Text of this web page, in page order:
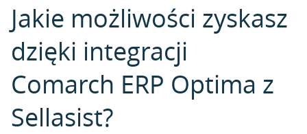
Jakie możliwości zyskasz
dzięki integracji
Comarch ERP Optima z
Sellasist?